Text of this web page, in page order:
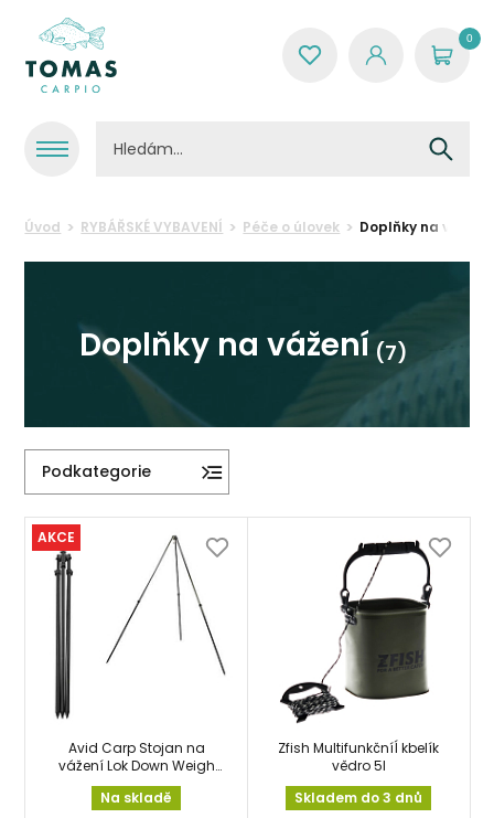
0
Úvod RYBÁŘSKÉ VYBAVENÍ Péče o úlovek Doplňky na vážení
Doplňky na vážení (7)
Podkategorie
AKCE
Avid Carp Stojan na
vážení Lok Down Weigh
Tri-Pod trojnožka
Na skladě
Zfish MultifunkčníÍ kbelík
vědro 5l
Skladem do 3 dnů